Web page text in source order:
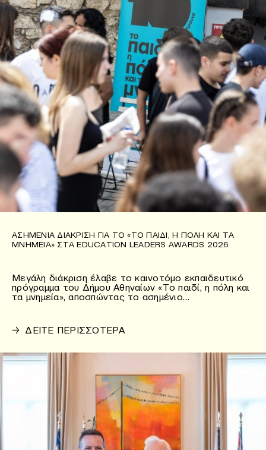
ΑΣΗΜΈΝΙΑ ΔΙΆΚΡΙΣΗ ΓΙΑ ΤΟ «ΤΟ ΠΑΙΔΊ, Η ΠΌΛΗ ΚΑΙ ΤΑ
ΜΝΗΜΕΊΑ» ΣΤΑ EDUCATION LEADERS AWARDS 2026
Μεγάλη διάκριση έλαβε το καινοτόμο εκπαιδευτικό
πρόγραμμα του Δήμου Αθηναίων «Το παιδί, η πόλη και
τα μνημεία», αποσπώντας το ασημένιο…
→ ΔΕΙΤΕ ΠΕΡΙΣΣΟΤΕΡΑ